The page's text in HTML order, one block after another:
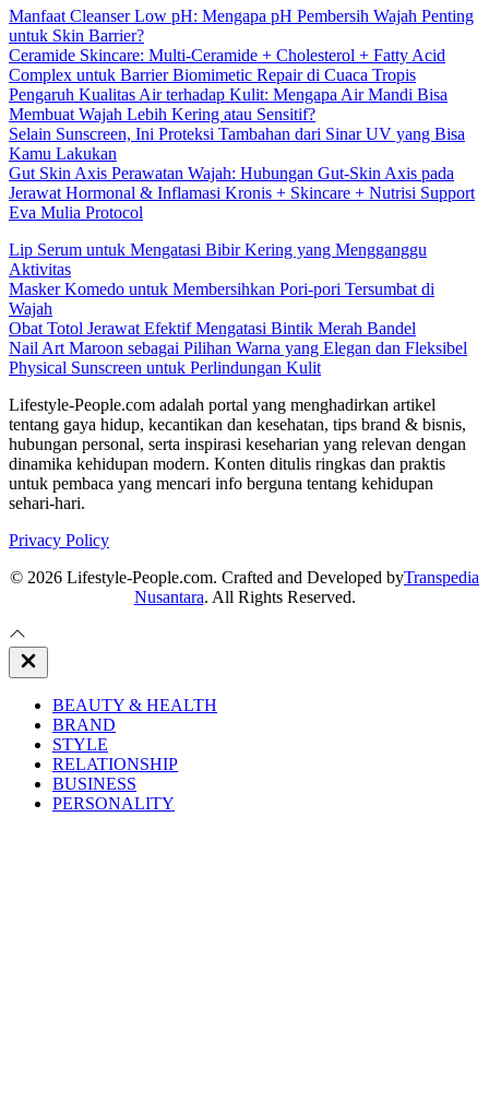
Manfaat Cleanser Low pH: Mengapa pH Pembersih Wajah Penting
untuk Skin Barrier?
Ceramide Skincare: Multi-Ceramide + Cholesterol + Fatty Acid
Complex untuk Barrier Biomimetic Repair di Cuaca Tropis
Pengaruh Kualitas Air terhadap Kulit: Mengapa Air Mandi Bisa
Membuat Wajah Lebih Kering atau Sensitif?
Selain Sunscreen, Ini Proteksi Tambahan dari Sinar UV yang Bisa
Kamu Lakukan
Gut Skin Axis Perawatan Wajah: Hubungan Gut-Skin Axis pada
Jerawat Hormonal & Inflamasi Kronis + Skincare + Nutrisi Support
Eva Mulia Protocol
Lip Serum untuk Mengatasi Bibir Kering yang Mengganggu
Aktivitas
Masker Komedo untuk Membersihkan Pori-pori Tersumbat di
Wajah
Obat Totol Jerawat Efektif Mengatasi Bintik Merah Bandel
Nail Art Maroon sebagai Pilihan Warna yang Elegan dan Fleksibel
Physical Sunscreen untuk Perlindungan Kulit
Lifestyle-People.com adalah portal yang menghadirkan artikel
tentang gaya hidup, kecantikan dan kesehatan, tips brand & bisnis,
hubungan personal, serta inspirasi keseharian yang relevan dengan
dinamika kehidupan modern. Konten ditulis ringkas dan praktis
untuk pembaca yang mencari info berguna tentang kehidupan
sehari-hari.
Privacy Policy
© 2026 Lifestyle-People.com. Crafted and Developed byTranspedia
Nusantara. All Rights Reserved.
Close
Off
BEAUTY & HEALTH
BRAND
STYLE
RELATIONSHIP
BUSINESS
PERSONALITY